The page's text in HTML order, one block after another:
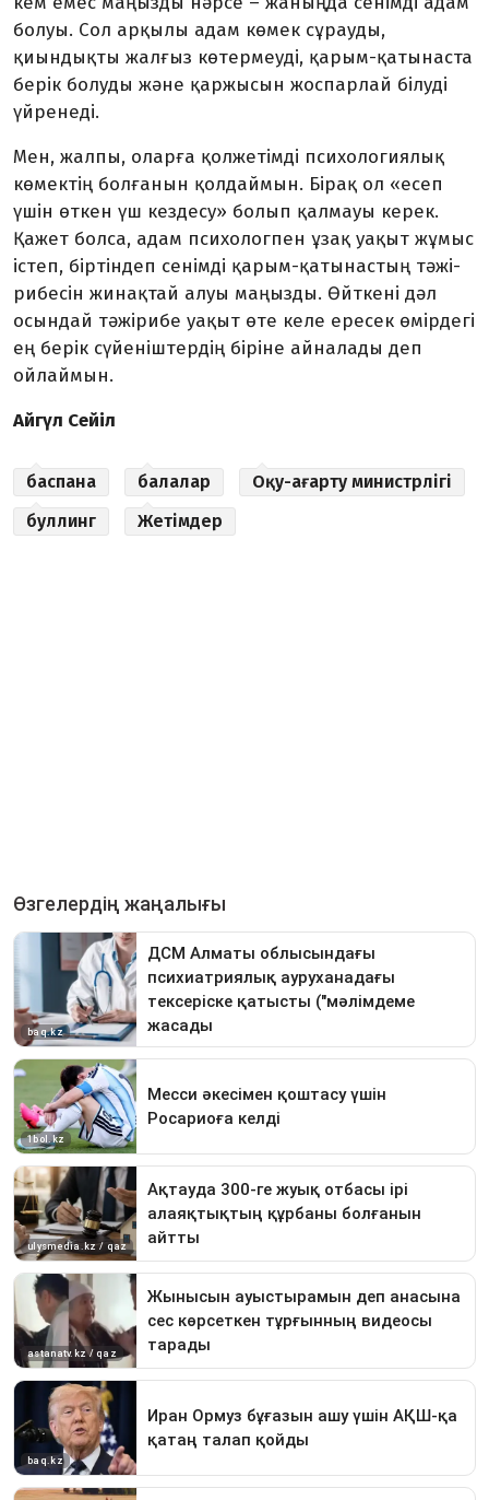
болуы. Сол арқылы адам көмек сұрауды,
қиындықты жалғыз көтермеуді, қарым-қатынаста
берік болуды және қаржысын жоспарлай білуді
үйренеді.
Мен, жалпы, оларға қолжетімді психо­логиялық
көмектің болғанын қолдаймын. Бірақ ол «есеп
үшін өткен үш кездесу» болып қалмауы керек.
Қажет болса, адам психологпен ұзақ уақыт жұмыс
істеп, бір­тіндеп сенімді қарым-қатынастың тәжі­
рибесін жинақтай алуы маңызды. Өйткені дәл
осындай тәжірибе уақыт өте келе ересек өмірдегі
ең берік сүйеніштердің біріне айналады деп
ойлаймын.
Айгүл Сейіл
баспана балалар
Оқу-ағарту министрлігі
буллинг
Жетімдер